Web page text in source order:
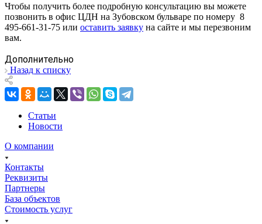
Чтобы получить более подробную консультацию вы можете
позвонить в офис ЦДН на Зубовском бульваре по номеру 8
495-661-31-75 или оставить заявку на сайте и мы перезвоним
вам.
Дополнительно
Назад к списку
Статьи
Новости
О компании
Контакты
Реквизиты
Партнеры
База объектов
Стоимость услуг